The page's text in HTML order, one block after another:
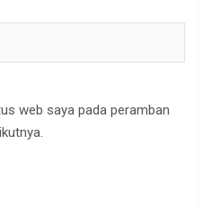
web saya pada peramban